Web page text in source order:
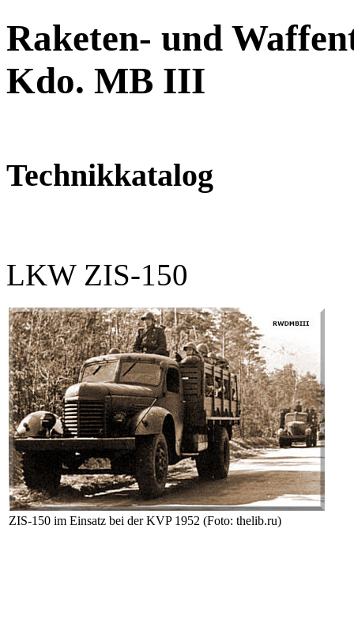
Raketen- und
Kdo. MB III
Technikkatalog
LKW ZIS-150
ZIS-150 im Einsatz bei der KVP 1952 (Foto: thelib.ru)